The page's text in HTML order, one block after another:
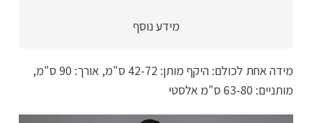
בצבע
שחור
מידע נוסף
מידה אחת לכולם: היקף מותן: 42-72 ס"מ, אורך: 90 ס"מ,
מותניים: 63-80 ס"מ אלסטי